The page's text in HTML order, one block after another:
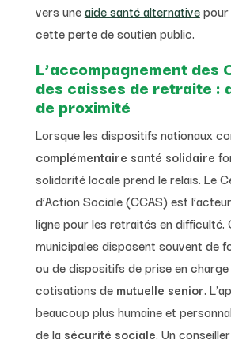
vers uneaide santé alternativepour
cette perte de soutien public.
L’accompagnement des
des caisses de retraite :
de proximité
Lorsque les dispositifs nationaux
complémentaire santé solidaire
solidarité locale prend le relais. Le
d’Action Sociale (CCAS) est
ligne pour les retraités en
municipales disposent souvent de
ou de dispositifs de prise en
cotisations de mutuelle senior.
beaucoup plus humaine et
de la sécurité sociale. Un